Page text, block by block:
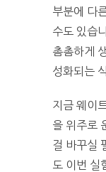
부분에 다
수도 있습
촘촘하게
성화되는
지금 웨이
을 위주로
걸 바꾸실
도 이번 실